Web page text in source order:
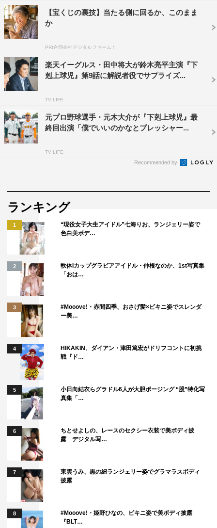
根室（兵頭功海）が南雲（鈴木亮平）の家に泊まるような
ったのを機に、南雲の元に練習後の野球部員たちが集まる
ようになったある日。ついに南雲の事件が検察に送致され
そんな中、南雲と青空（番家天嵩）は東京の美香（井川
遥）の仕事場を訪ねる。久々の再会に喜ぶ南雲家だった
一方野球部では、南雲の後任監督が、新人を一人もスカウ
トできなかったことを理由に犬塚（小日向文世）によって
解任され、山住（黒木華）が自ら新監督に申し出る。そし
て迎える夏の予選、初戦の相手は昨年ベスト8の五十鈴高
が、五十鈴高校野球部員から、横浜にいた頃の山住に関す
るあるうわさを聞かされる――。信頼する山住、そして南
いく。
番組情報
日曜劇場『下剋上球児』
TBS系
毎週日曜 午後9時～9時54分
＜キャスト＞
鈴木亮平、黒木華、井川遥、生瀬勝久、松平健、小泉孝太
郎、小日向文世ほか
＜スタッフ＞
原案：「下剋上球児」（カンゼン／菊地高弘 著）
製作：TBSスパークル、TBS
脚本：奥寺佐渡子
プロデュース：新井順子
演出：塚原あゆ子、山室大輔、濱野大輝
編成：佐藤美紀、黎景怡、広瀬泰斗
番組公式サイト：https://www.tbs.co.jp/gekokujo_kyuji_tbs/
番組公式X（旧Twitter）：＠gekokujo_kyuji
番組公式Instagram：＠gekokujo_kyuji
番組公式TikTok：＠gekokujyo_tbs
【宝くじの裏技】当たる側に回るか、このまま
か
PR(合同会社デジタルファーム )
楽天イーグルス・田中将大が鈴木亮平主演『下
剋上球児』第9話に解説者役でサプライズ...
TV LIFE
元プロ野球選手・元木大介が『下剋上球児』最
終回出演「僕でいいのかなとプレッシャー...
TV LIFE
Recommended by
ランキング
1
“現役女子大生アイドル”七海りお、ランジェリー姿で
色白美ボデ…
2
軟体Iカップグラビアアイドル・仲根なのか、1st写真集
「おは…
3
#Mooove!・赤間四季、おさげ髪×ビキニ姿でスレンダ
ー美…
4
HIKAKIN、ダイアン・津田篤宏がドリフコントに初挑
戦『ド…
5
小日向結衣らグラドル6人が大胆ポージング “股”特化写
真集「…
6
ちとせよしの、レースのセクシー衣装で美ボディ披
露 デジタル写…
7
東雲うみ、黒の紐ランジェリー姿でグラマラスボディ
披露
8
#Mooove!・姫野ひなの、ビキニ姿で美ボディ披露
『BLT…